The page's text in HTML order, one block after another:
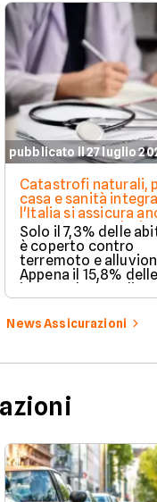
pubblicato il 27 luglio
Catastrofi naturali,
casa e sanità
l'Italia si assicura
troppo poco. I dati
Solo il 7,3% delle
è coperto contro
terremoto e
Appena il 15,8%
imprese ha la polizza
catastrofale
dati ANIA 2025 sul
assicurativo
News Assicurazioni